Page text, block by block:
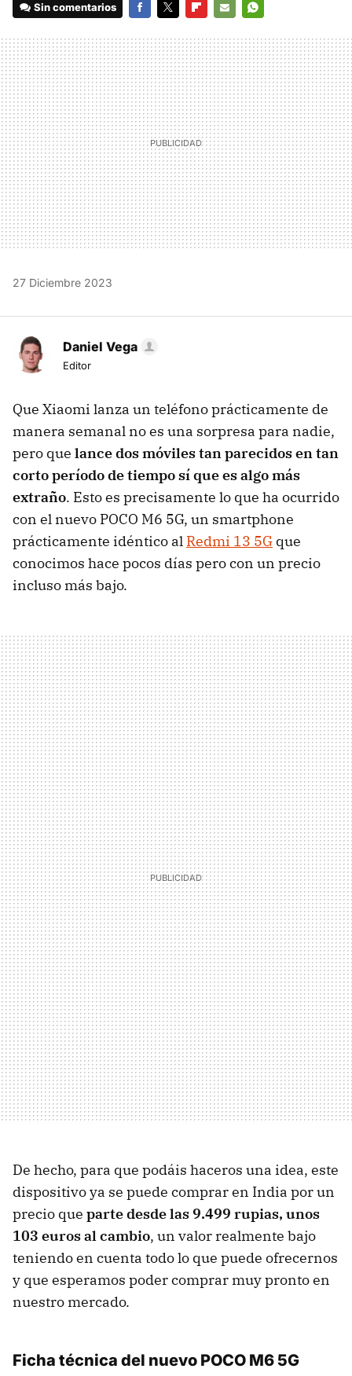
Sin comentarios
MAIL
27 Diciembre 2023
Daniel Vega
Editor
Que Xiaomi lanza un teléfono prácticamente de
manera semanal no es una sorpresa para nadie,
pero que lance dos móviles tan parecidos en tan
corto período de tiempo sí que es algo más
extraño. Esto es precisamente lo que ha ocurrido
con el nuevo POCO M6 5G, un smartphone
prácticamente idéntico al Redmi 13 5G que
conocimos hace pocos días pero con un precio
incluso más bajo.
De hecho, para que podáis haceros una idea, este
dispositivo ya se puede comprar en India por un
precio que parte desde las 9.499 rupias, unos
103 euros al cambio, un valor realmente bajo
teniendo en cuenta todo lo que puede ofrecernos
y que esperamos poder comprar muy pronto en
nuestro mercado.
Ficha técnica del nuevo POCO M6 5G